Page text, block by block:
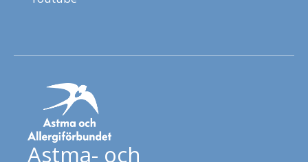
Astma- och